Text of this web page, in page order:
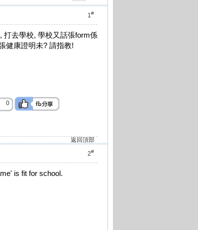
1#
打去學校, 學校又話張form係
健康證明未? 請指教!
0
返回頂部
2#
is fit for school.